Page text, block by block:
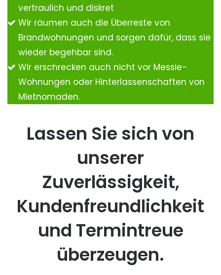
vertraulich und diskret
Wir räumen auch die Überreste von
Brandwohnungen und sorgen dafür, dass sie
wieder begehbar sind.
Wir erschrecken auch nicht vor Messie-
Wohnungen oder Hinterlassenschaften von
Mietnomaden.
Lassen Sie sich von
unserer
Zuverlässigkeit,
Kundenfreundlichkeit
und Termintreue
überzeugen.